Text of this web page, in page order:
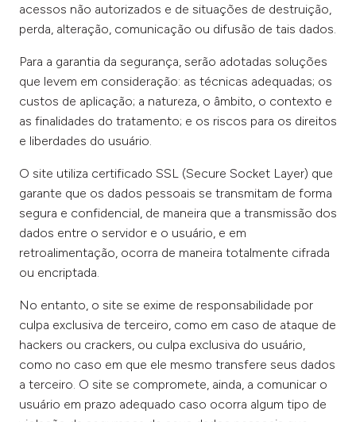
acessos não autorizados e de situações de destruição,
perda, alteração, comunicação ou difusão de tais dados.
Para a garantia da segurança, serão adotadas soluções
que levem em consideração: as técnicas adequadas; os
custos de aplicação; a natureza, o âmbito, o contexto e
as finalidades do tratamento; e os riscos para os direitos
e liberdades do usuário.
O site utiliza certificado SSL (Secure Socket Layer) que
garante que os dados pessoais se transmitam de forma
segura e confidencial, de maneira que a transmissão dos
dados entre o servidor e o usuário, e em
retroalimentação, ocorra de maneira totalmente cifrada
ou encriptada.
No entanto, o site se exime de responsabilidade por
culpa exclusiva de terceiro, como em caso de ataque de
hackers ou crackers, ou culpa exclusiva do usuário,
como no caso em que ele mesmo transfere seus dados
a terceiro. O site se compromete, ainda, a comunicar o
usuário em prazo adequado caso ocorra algum tipo de